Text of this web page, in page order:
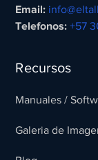
Email:
Telefonos: +57
Recursos
Manuales /
Galeria de